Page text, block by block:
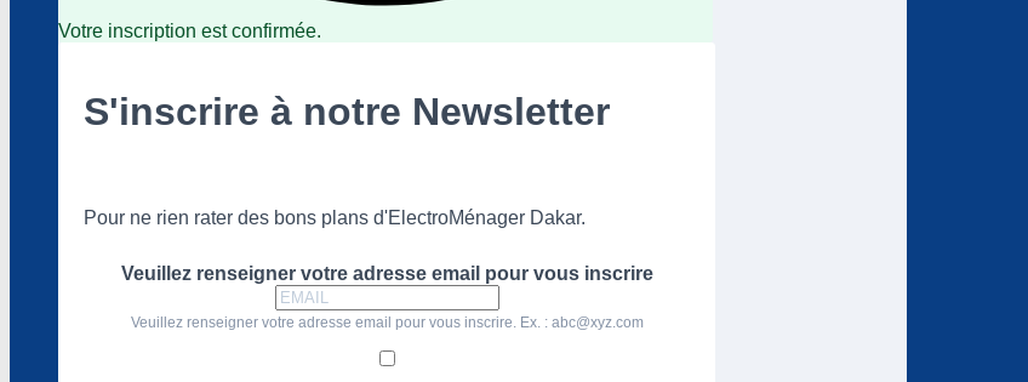
Votre inscription est confirmée.
S'inscrire à notre Newsletter
Pour ne rien rater des bons plans d'ElectroMénager Dakar.
Veuillez renseigner votre adresse email pour vous inscrire
Veuillez renseigner votre adresse email pour vous inscrire. Ex. : abc@xyz.com